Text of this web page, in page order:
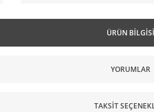
ÜRÜN BILGISI
YORUMLAR
TAKSIT